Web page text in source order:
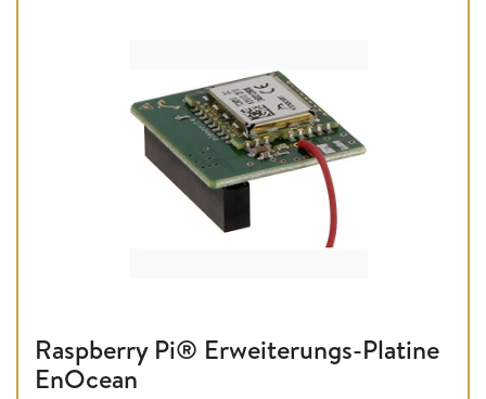
Raspberry Pi® Erweiterungs-Platine
EnOcean